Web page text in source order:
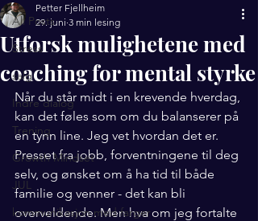
All Posts
Stress
salg
Indre dialog
Trening
Growth Mindset
JUL
kommunikasjon med farger
Utforsk mulighetene med
coaching for mental styrke
Petter Fjellheim
29. juni 3 min lesing
Når du står midt i en krevende hverdag,
kan det føles som om du balanserer på
en tynn line. Jeg vet hvordan det er.
Presset fra jobb, forventningene til deg
selv, og ønsket om å ha tid til både
familie og venner - det kan bli
overveldende. Men hva om jeg fortalte